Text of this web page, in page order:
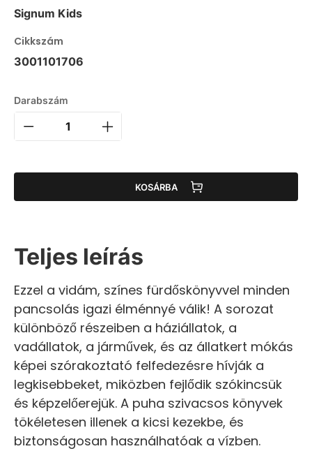
Signum Kids
Cikkszám
3001101706
Darabszám
KOSÁRBA
Teljes leírás
Ezzel a vidám, színes fürdőskönyvvel minden
pancsolás igazi élménnyé válik! A sorozat
különböző részeiben a háziállatok, a
vadállatok, a járművek, és az állatkert mókás
képei szórakoztató felfedezésre hívják a
legkisebbeket, miközben fejlődik szókincsük
és képzelőerejük. A puha szivacsos könyvek
tökéletesen illenek a kicsi kezekbe, és
biztonságosan használhatóak a vízben.